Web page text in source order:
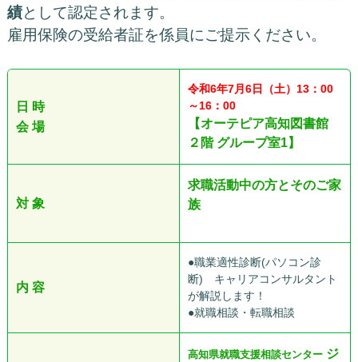
績として認定されます。
雇用保険の受給者証を係員にご提示ください。
日 時
会 場
令和6年7月6日（土）13：00
～16：00
【オーテピア高知図書館
２階 グループ室1】
対 象
求職活動中の方とそのご家
族
内 容
●職業適性診断(パソコン診
断) キャリアコンサルタント
が解説します！
●就職相談・転職相談
高知県就職支援相談センター ジ